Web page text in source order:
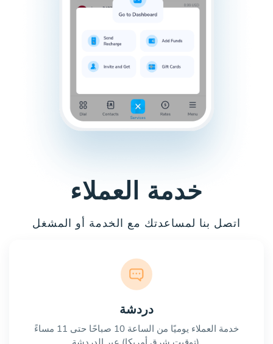
خدمة العملاء
اتصل بنا لمساعدتك مع الخدمة أو المشغل
دردشة
خدمة العملاء يوميًا من الساعة 10 صباحًا حتى 11 مساءً